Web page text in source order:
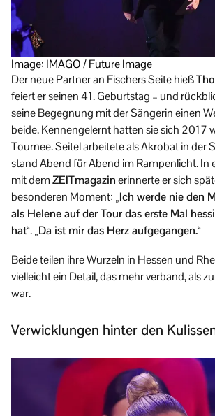
Image: IMAGO / Future Image
Der neue Partner an Fischers Seite hieß
feiert er seinen 41. Geburtstag – und
seine Begegnung mit der Sängerin einen
beide. Kennengelernt hatten sie sich 2017
Tournee. Seitel arbeitete als Akrobat in der
stand Abend für Abend im Rampenlicht. In
mit demZEITmagazinerinnerte er sich
besonderen Moment: „Ich werde nie den
als Helene auf der Tour das erste Mal
hat“.„Da ist mir das Herz aufgegangen.“
Beide teilen ihre Wurzeln in Hessen und
vielleicht ein Detail, das mehr verband, als
war.
Verwicklungen hinter den